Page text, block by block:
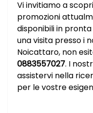
Vi invitiamo a
promozioni
disponibili in
una visita presso i
Noicattaro, non
0883557027. I
assistervi nella
per le vostre